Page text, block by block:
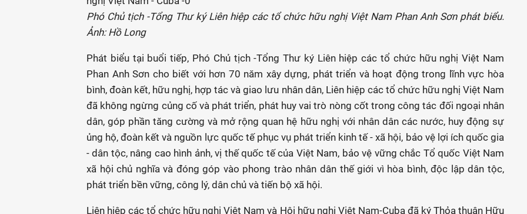
Phó Chủ tịch -Tổng Thư ký Liên hiệp các tổ chức hữu nghị Việt Nam Phan Anh Sơn phát biểu.
Ảnh: Hồ Long
Phát biểu tại buổi tiếp, Phó Chủ tịch -Tổng Thư ký Liên hiệp các tổ chức hữu nghị Việt Nam
Phan Anh Sơn cho biết với hơn 70 năm xây dựng, phát triển và hoạt động trong lĩnh vực hòa
bình, đoàn kết, hữu nghị, hợp tác và giao lưu nhân dân, Liên hiệp các tổ chức hữu nghị Việt Nam
đã không ngừng củng cố và phát triển, phát huy vai trò nòng cốt trong công tác đối ngoại nhân
dân, góp phần tăng cường và mở rộng quan hệ hữu nghị với nhân dân các nước, huy động sự
ủng hộ, đoàn kết và nguồn lực quốc tế phục vụ phát triển kinh tế - xã hội, bảo vệ lợi ích quốc gia
- dân tộc, nâng cao hình ảnh, vị thế quốc tế của Việt Nam, bảo vệ vững chắc Tổ quốc Việt Nam
xã hội chủ nghĩa và đóng góp vào phong trào nhân dân thế giới vì hòa bình, độc lập dân tộc,
phát triển bền vững, công lý, dân chủ và tiến bộ xã hội.
Liên hiệp các tổ chức hữu nghị Việt Nam và Hội hữu nghị Việt Nam-Cuba đã ký Thỏa thuận Hữu